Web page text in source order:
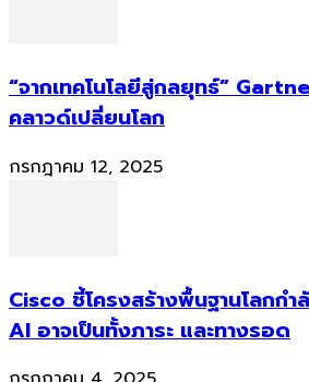
“จากเทคโนโลยีสู่กลยุทธ์”
คลาวด์เปลี่ยนโลก
กรกฎาคม 12, 2025
Cisco ชี้โครงสร้างพื้นฐานโลกก
AI อาจเป็นทั้งภาระ และทางรอด